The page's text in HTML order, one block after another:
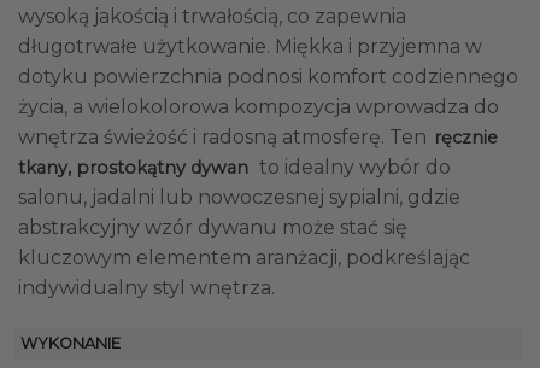
wysoką jakością i trwałością, co zapewnia
długotrwałe użytkowanie. Miękka i przyjemna w
dotyku powierzchnia podnosi komfort codziennego
życia, a wielokolorowa kompozycja wprowadza do
wnętrza świeżość i radosną atmosferę. Ten ręcznie
tkany, prostokątny dywan to idealny wybór do
salonu, jadalni lub nowoczesnej sypialni, gdzie
abstrakcyjny wzór dywanu może stać się
kluczowym elementem aranżacji, podkreślając
indywidualny styl wnętrza.
WYKONANIE